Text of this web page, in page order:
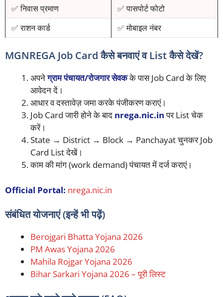
✅ निवास प्रमाण
✅ पासपोर्ट फोटो
✅ राशन कार्ड
✅ मोबाइल नंबर
MGNREGA Job Card कैसे बनवाएं व List कैसे देखें?
अपनेग्राम पंचायत/रोजगार सेवकके पास Job Card के लिए
आवेदन दें।
आधार व दस्तावेज़ जमा करके पंजीकरण कराएं।
Job Card जारी होने के बाद nrega.nic.inपर List चेक
करें।
State → District → Block → Panchayat चुनकर Job
Card List देखें।
काम की मांग (work demand) पंचायत में दर्ज कराएं।
Official Portal: nrega.nic.in
संबंधित योजनाएं (इन्हें भी पढ़ें)
Berojgari Bhatta Yojana 2026
PM Awas Yojana 2026
Mahila Rojgar Yojana 2026
Bihar Sarkari Yojana 2026 – पूरी लिस्ट